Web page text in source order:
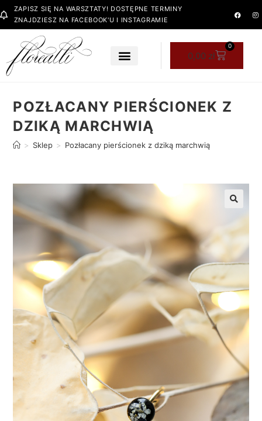
ZAPISZ SIĘ NA WARSZTATY! DOSTĘPNE TERMINY
ZNAJDZIESZ NA FACEBOOK'U I INSTAGRAMIE
0,00 zł
0
POZŁACANY PIERŚCIONEK Z
DZIKĄ MARCHWIĄ
> Sklep > Pozłacany pierścionek z dziką marchwią